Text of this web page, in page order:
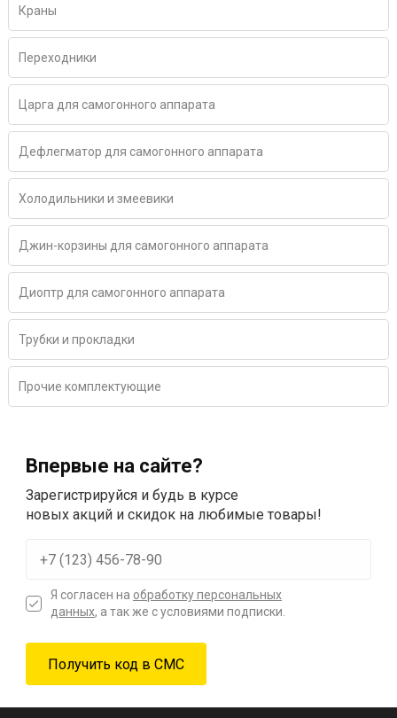
Краны
Переходники
Царга для самогонного аппарата
Дефлегматор для самогонного аппарата
Холодильники и змеевики
Джин-корзины для самогонного аппарата
Диоптр для самогонного аппарата
Трубки и прокладки
Прочие комплектующие
Впервые на сайте?
Зарегистрируйся и будь в курсе
новых акций и скидок на любимые товары!
Я согласен на обработку персональных
данных, а так же с условиями подписки.